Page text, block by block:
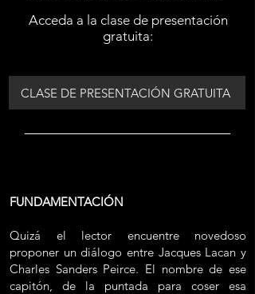
Acceda a la clase de presentación
gratuita:
CLASE DE PRESENTACIÓN GRATUITA
FUNDAMENTACIÓN
Quizá el lector encuentre novedoso
proponer un diálogo entre Jacques Lacan y
Charles Sanders Peirce. El nombre de ese
capitón, de la puntada para coser esa